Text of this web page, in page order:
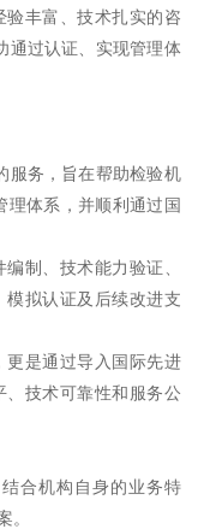
验丰富、技术扎实的咨
通过认证、实现管理体
服务，旨在帮助检验机
理体系，并顺利通过国
制、技术能力验证、
模拟认证及后续改进支
更是通过导入国际先进
、技术可靠性和服务公
合机构自身的业务特
。